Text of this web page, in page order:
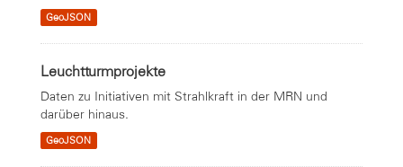
GeoJSON
Leuchtturmprojekte
Daten zu Initiativen mit Strahlkraft in der MRN und
darüber hinaus.
GeoJSON